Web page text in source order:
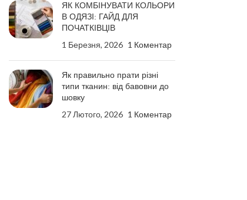
ЯК КОМБІНУВАТИ КОЛЬОРИ
В ОДЯЗІ: ГАЙД ДЛЯ
ПОЧАТКІВЦІВ
1 Березня, 2026 1 Коментар
Як правильно прати різні
типи тканин: від бавовни до
шовку
27 Лютого, 2026 1 Коментар